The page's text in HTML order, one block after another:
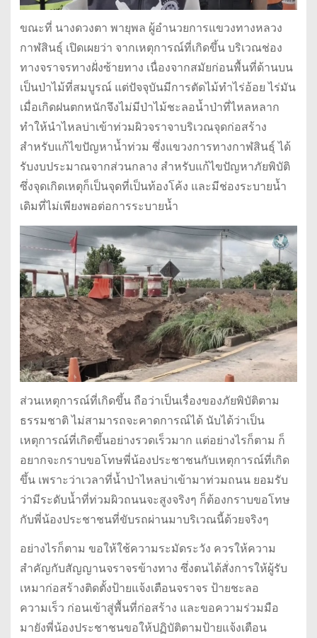
ขณะที่ นางดวงตา พายุพล ผู้อำนวยการแขวงทางหลวง
กาฬสินธุ์ เปิดเผยว่า จากเหตุการณ์ที่เกิดขึ้น บริเวณช่อง
ทางจราจรทางฝั่งซ้ายทาง เนื่องจากสมัยก่อนพื้นที่ด้านบน
เป็นป่าไม้ที่สมบูรณ์ แต่ปัจจุบันมีการตัดไม้ทำไร่อ้อย ไร่มัน
เมื่อเกิดฝนตกหนักจึงไม่มีป่าไม้ชะลอน้ำป่าที่ไหลหลาก
ทำให้นำไหลบ่าเข้าท่วมผิวจราจาบริเวณจุดก่อสร้าง
สำหรับแก้ไขปัญหาน้ำท่วม ซึ่งแขวงการทางกาฬสินธุ์ ได้
รับงบประมาณจากส่วนกลาง สำหรับแก้ไขปัญหาภัยพิบัติ
ซึ่งจุดเกิดเหตุก็เป็นจุดที่เป็นท้องโค้ง และมีช่องระบายน้ำ
เดิมที่ไม่เพียงพอต่อการระบายน้ำ
ส่วนเหตุการณ์ที่เกิดขึ้น ถือว่าเป็นเรื่องของภัยพิบัติตาม
ธรรมชาติ ไม่สามารถจะคาดการณ์ได้ นับได้ว่าเป็น
เหตุการณ์ที่เกิดขึ้นอย่างรวดเร็วมาก แต่อย่างไรก็ตาม ก็
อยากจะกราบขอโทษพี่น้องประชาชนกับเหตุการณ์ที่เกิด
ขึ้น เพราะว่าเวลาที่น้ำป่าไหลบ่าเข้ามาท่วมถนน ยอมรับ
ว่ามีระดับน้ำที่ท่วมผิวถนนจะสูงจริงๆ ก็ต้องกราบขอโทษ
กับพี่น้องประชาชนที่ขับรถผ่านมาบริเวณนี้ด้วยจริงๆ
อย่างไรก็ตาม ขอให้ใช้ความระมัดระวัง ควรให้ความ
สำคัญกับสัญญานจราจรข้างทาง ซึ่งตนได้สั่งการให้ผู้รับ
เหมาก่อสร้างติดตั้งป้ายแจ้งเตือนจราจร ป้ายชะลอ
ความเร็ว ก่อนเข้าสู่พื้นที่ก่อสร้าง และขอความร่วมมือ
มายังพี่น้องประชาชนขอให้ปฏิบัติตามป้ายแจ้งเตือน